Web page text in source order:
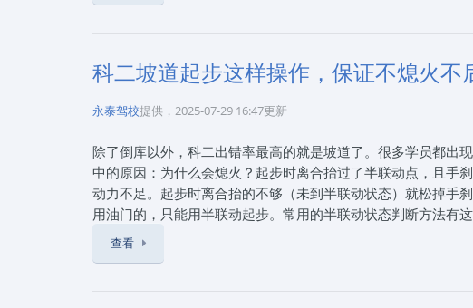
8月3日思毅学车整理发布。石家庄思毅学车报名电话：0311-
说：驾考，六分考技术，四分考心态，可见心态的重要性。每
注。这样不仅会进步神速，更会让学员顺利通过考试。
《科二想高效练车，这4点尤为关键》来自互联网，2025年8
驾考咨询服务！报驾校就上石家庄思毅学车，让您轻松学车！
科二坡道起步这样操作，保证不熄火不
永泰驾校提供，2025-07-29 16:47更新
除了倒库以外，科二出错率最高的就是坡道了。很多学员都出
中的原因：为什么会熄火？起步时离合抬过了半联动点，且手
动力不足。起步时离合抬的不够（未到半联动状态）就松掉手
用油门的，只能用半联动起步。常用的半联动状态判断方法有
动；听发动机声音：可以听到发动机声音变小。二、坡道起步
查看